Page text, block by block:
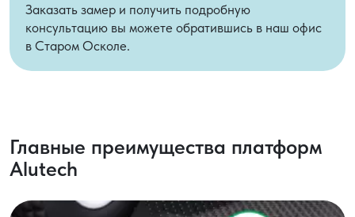
Заказать замер и получить подробную
консультацию вы можете обратившись в наш офис
в Старом Осколе.
Главные преимущества платформ
Alutech